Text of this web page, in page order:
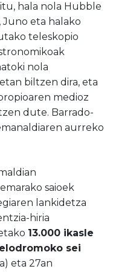
hala nola Hubble
Juno eta halako
teleskopio
nola
biltzen dira, eta
medioz
dute. Barrado-
aurreko
saioek
lankidetza
hiria
13.000 ikasle
sei
eta 27an